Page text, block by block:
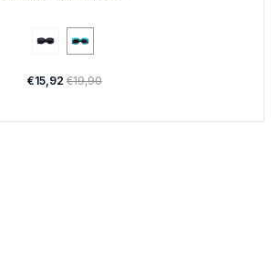
€15,92 €19,90